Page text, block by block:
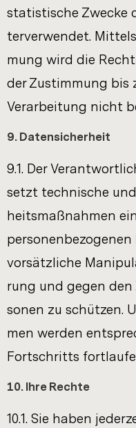
sta­tis­ti­sche Zwe­cke
ter­ver­wen­det.
mung wird die
der Zu­stim­mung bis
Ver­ar­bei­tung nicht
9. Da­ten­si­cher­heit
9.1. Der
setzt tech­ni­sche
heits­maß­nah­men
vor­sätz­li­che
rung und gegen
so­nen zu schüt­zen.
men wer­den
Fort­schritts
10. Ihre Rech­te
10.1. Sie haben